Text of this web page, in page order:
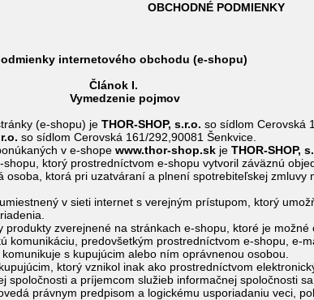
OBCHODNÉ PODMIENKY
internetového obchodu (e-shopu)
I.
pojmov
(e-shopu) jeTHOR-SHOP, s.r.o. so sídlom Cerovská
so sídlom Cerovská 161/292,90081 Šenkvice.
v e-shopewww.thor-shop.sk jeTHOR-SHOP,
shopu, ktorý prostredníctvom e-shopu vytvoril záväznú
osoba, ktorá pri uzatváraní a plnení spotrebiteľskej zmluvy
v sieti internet s verejným prístupom, ktorý
produkty zverejnené na stránkach e-shopu, ktoré je
komunikáciu, predovšetkým prostredníctvom e-shopu, e-
s kupujúcim alebo ním oprávnenou osobou.
ktorý vznikol inak ako prostredníctvom
spoločnosti a príjemcom služieb informačnej spoločnosti
právnym predpisom a logickému usporiadaniu veci,